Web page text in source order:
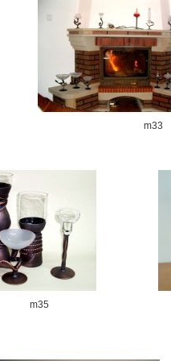
m33
m35